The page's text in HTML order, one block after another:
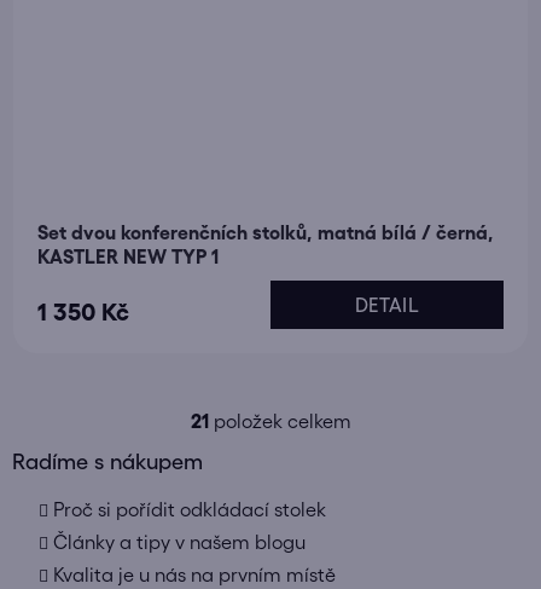
Set dvou konferenčních stolků, matná bílá / černá,
KASTLER NEW TYP 1
1 350 Kč DETAIL
O
á
d
a
21položek celkem
Radíme s nákupem
Proč si pořídit odkládací stolek
Články a tipy v našem blogu
Kvalita je u nás na prvním místě